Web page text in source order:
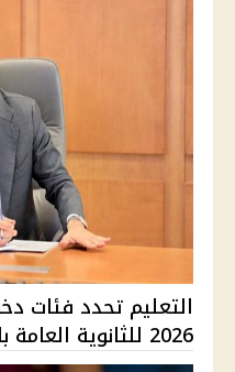
التعليم تحدد فئات
2026 للثانوية العامة بالد...